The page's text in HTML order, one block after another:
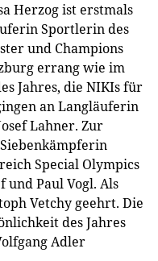
Herzog ist erstmals
Sportlerin des
und Champions
errang wie im
Jahres, die NIKIs für
an Langläuferin
Lahner. Zur
Special Olympics
und Paul Vogl. Als
Vetchy geehrt. Die
des Jahres
Adler